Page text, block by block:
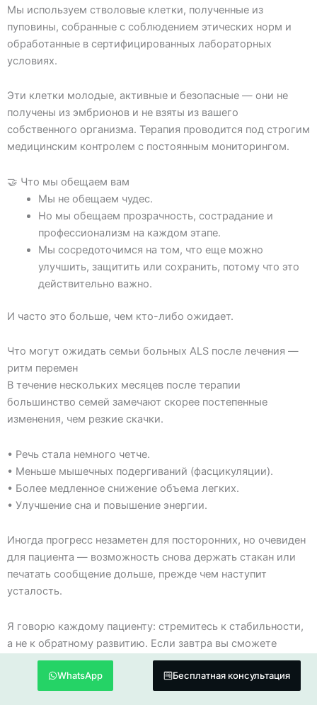
Мы используем стволовые клетки, полученные из
пуповины, собранные с соблюдением этических норм и
обработанные в сертифицированных лабораторных
условиях.
Эти клетки молодые, активные и безопасные — они не
получены из эмбрионов и не взяты из вашего
собственного организма. Терапия проводится под строгим
медицинским контролем с постоянным мониторингом.
🤝 Что мы обещаем вам
Мы не обещаем чудес.
Но мы обещаем прозрачность, сострадание и
профессионализм на каждом этапе.
Мы сосредоточимся на том, что еще можно
улучшить, защитить или сохранить, потому что это
действительно важно.
И часто это больше, чем кто-либо ожидает.
Что могут ожидать семьи больных ALS после лечения —
ритм перемен
В течение нескольких месяцев после терапии
большинство семей замечают скорее постепенные
изменения, чем резкие скачки.
• Речь стала немного четче.
• Меньше мышечных подергиваний (фасцикуляции).
• Более медленное снижение объема легких.
• Улучшение сна и повышение энергии.
Иногда прогресс незаметен для посторонних, но очевиден
для пациента — возможность снова держать стакан или
печатать сообщение дольше, прежде чем наступит
усталость.
Я говорю каждому пациенту: стремитесь к стабильности,
а не к обратному развитию. Если завтра вы сможете
сделать то же, что делали вчера, вы уже побеждаете АLS.
WhatsApp Бесплатная консультация